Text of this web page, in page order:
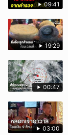
09:41
19:29
00:47
03:00